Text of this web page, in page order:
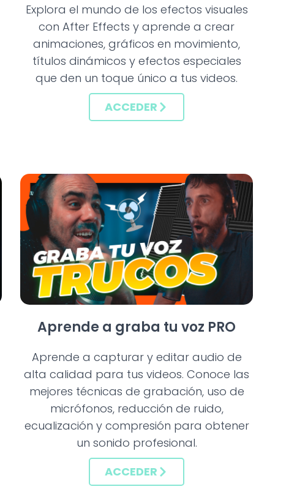
Explora el mundo de los efectos visuales
con After Effects y aprende a crear
animaciones, gráficos en movimiento,
títulos dinámicos y efectos especiales
que den un toque único a tus videos.
ACCEDER
Aprende a graba tu voz PRO
Aprende a capturar y editar audio de
alta calidad para tus videos. Conoce las
mejores técnicas de grabación, uso de
micrófonos, reducción de ruido,
ecualización y compresión para obtener
un sonido profesional.
ACCEDER